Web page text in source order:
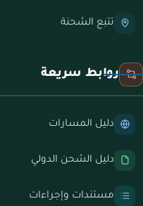
تتبع الشحنة
روابط سريعة
دليل المسارات
دليل الشحن الدولي
مستندات وإجراءات